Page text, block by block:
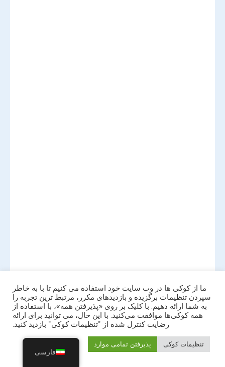
ما از کوکی ها در وب سایت خود استفاده می کنیم تا با به خاطر
سپردن تنظیمات برگزیده و بازدیدهای مکرر، مرتبط ترین تجربه را
به شما ارائه دهیم. با کلیک بر روی «پذیرفتن همه»، با استفاده از
همه کوکی‌ها موافقت می‌کنید. با این حال، می توانید برای ارائه
رضایت کنترل شده از "تنظیمات کوکی" بازدید کنید.
تنظیمات کوکی پذیرفتن تمامی موارد
فارسی